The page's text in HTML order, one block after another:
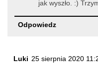
jak wyszło. :)
Odpowiedz
Luki 25 sierpnia 2020